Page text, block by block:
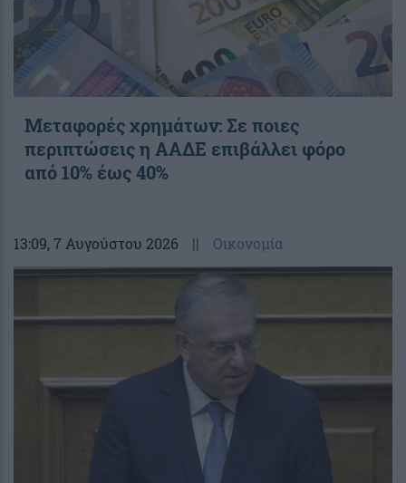
Μεταφορές χρημάτων: Σε ποιες
περιπτώσεις η ΑΑΔΕ επιβάλλει φόρο
από 10% έως 40%
13:09, 7 Αυγούστου 2026 || Οικονομία